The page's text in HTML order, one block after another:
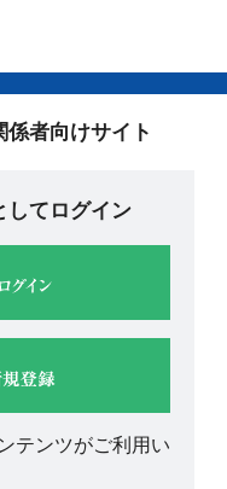
者向けサイト
してログイン
テンツがご利用い